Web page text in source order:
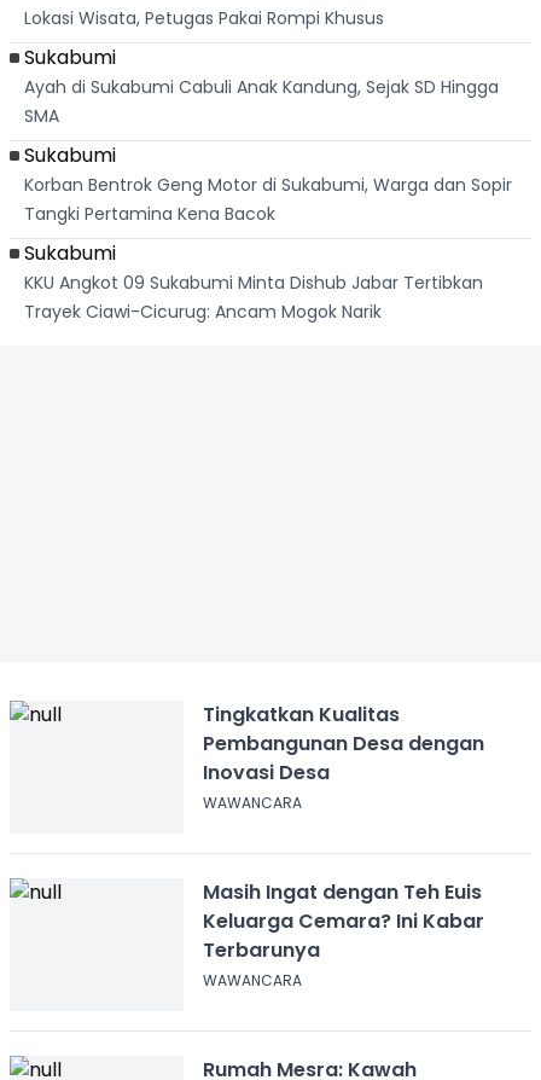
Lokasi Wisata, Petugas Pakai Rompi Khusus
Sukabumi
Ayah di Sukabumi Cabuli Anak Kandung, Sejak SD Hingga
SMA
Sukabumi
Korban Bentrok Geng Motor di Sukabumi, Warga dan Sopir
Tangki Pertamina Kena Bacok
Sukabumi
KKU Angkot 09 Sukabumi Minta Dishub Jabar Tertibkan
Trayek Ciawi-Cicurug: Ancam Mogok Narik
Tingkatkan Kualitas
Pembangunan Desa dengan
Inovasi Desa
WAWANCARA
Masih Ingat dengan Teh Euis
Keluarga Cemara? Ini Kabar
Terbarunya
WAWANCARA
Rumah Mesra: Kawah